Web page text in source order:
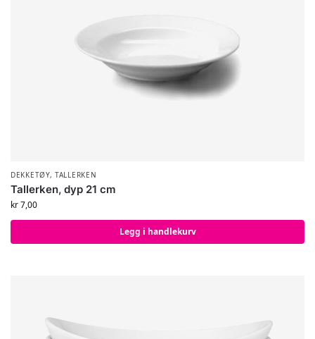
DEKKETØY,TALLERKEN
Tallerken, dyp 21 cm
kr7,00
Legg i handlekurv